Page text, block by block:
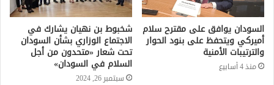
السودان يوافق على مقترح سلام
أميركي ويتحفظ على بنود الحوار
والترتيبات الأمنية
منذ 4 أسابيع
شخبوط بن نهيان يشارك في
الاجتماع الوزاري بشأن السودان
تحت شعار «متحدون من أجل
السلام في السودان»
سبتمبر 26, 2024